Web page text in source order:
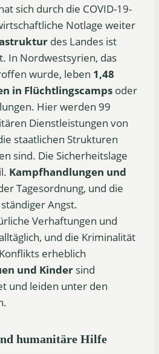
sich durch die COVID-19-
Notlage weiter
des Landes ist
In Nordwestsyrien, das
wurde, leben 1,48
in Flüchtlingscamps oder
Hier werden 99
Dienstleistungen von
staatlichen Strukturen
sind. Die Sicherheitslage
Kampfhandlungen und
Tagesordnung, und die
Angst.
Verhaftungen und
und die Kriminalität
erheblich
und Kinder sind
und leiden unter den
humanitäre Hilfe